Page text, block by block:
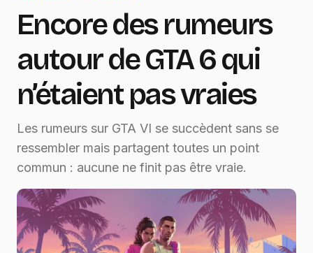
Encore des rumeurs
autour de GTA 6 qui
n’étaient pas vraies
Les rumeurs sur GTA VI se succèdent sans se
ressembler mais partagent toutes un point
commun : aucune ne finit pas être vraie.